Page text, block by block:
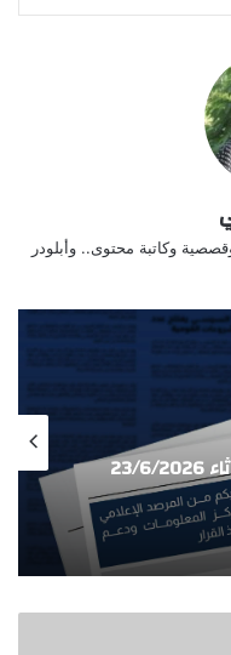
وكاتبة محتوى.. وأبلودر
الأخبار العالمية.. نشرة